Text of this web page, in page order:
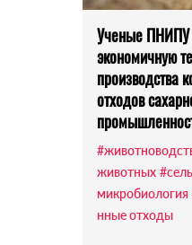
Ученые ПНИПУ
экономичную
производства
отходов
животных
микробиология
нные отходы